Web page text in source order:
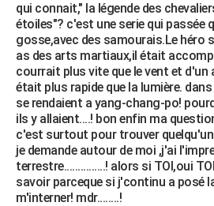
Guides de France
Escapades
Patrimoine
Expositions
Musées
Week-end nature
+LIFESTYLE
Art de vivre
Bien-être
Loisirs
Mode
Modes de vie
SANTE
Alimentation
Guide de la santé
Maladies
Médicaments
Sommeil
VOYAGE
Destinations
City break
Voyage nature
Voyage de noces
Forum
Climat
+PHOTO
GUIDES D'ACHAT
BONS PLANS
qui connait," la légende des
étoiles"? c'est une serie qui passée
gosse,avec des samourais.Le héro
as des arts martiaux,il était
courrait plus vite que le vent et d'un
était plus rapide que la lumière.
se rendaient a yang-chang-po!
ils y allaient....! bon enfin ma
c'est surtout pour trouver
je demande autour de moi ,j'ai
terrestre...............! alors si TOI,oui
savoir parceque si j'continu a posé
m'interner! mdr........!